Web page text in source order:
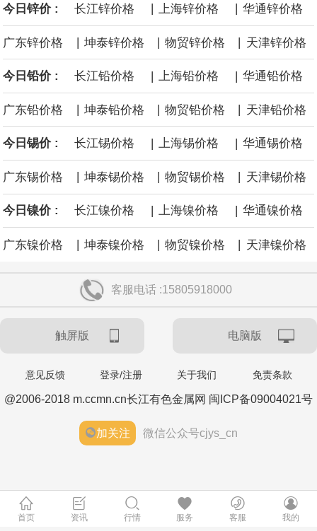
今日锌价 : 长江锌价格 上海锌价格 华通锌价格
广东锌价格 | 坤泰锌价格 | 物贸锌价格 | 天津锌价格
今日铅价 : 长江铅价格 | 上海铅价格 | 华通铅价格
广东铅价格 坤泰铅价格 物贸铅价格 天津铅价格
今日锡价 : 长江锡价格 | 上海锡价格 | 华通锡价格
广东锡价格 坤泰锡价格 物贸锡价格 天津锡价格
今日镍价 : 长江镍价格 | 上海镍价格 | 华通镍价格
广东镍价格 | 坤泰镍价格 | 物贸镍价格 | 天津镍价格
客服电话 :15805918000
触屏版 电脑版
意见反馈 登录/注册 关于我们 免责条款
@2006-2018 m.ccmn.cn长江有色金属网 闽ICP备09004021号
加关注 微信公众号cjys_cn
首页 资讯 行情 服务 客服 我的